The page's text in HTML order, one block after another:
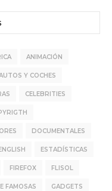
ANIMACIÓN
Y COCHES
CELEBRITIES
DOCUMENTALES
ESTADÍSTICAS
FIREFOX FLISOL
FAMOSAS GADGETS